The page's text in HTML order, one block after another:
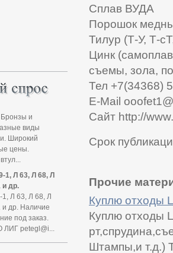
Сплав ВУДА
Порошок
Тилур (Т-У, Т-
Цинк
съемы, зола,
Тел +7(34368)
E-Mail
Сайт http://
Срок
Прочие
Куплю отходы
Куплю отходы
Штампы,и т.д.)
и
виды
Широкий
цены.
1, Л 63, Л 68, Л
и др.
Л 63, Л 68, Л
др. Наличие
под заказ.
petegl@i...